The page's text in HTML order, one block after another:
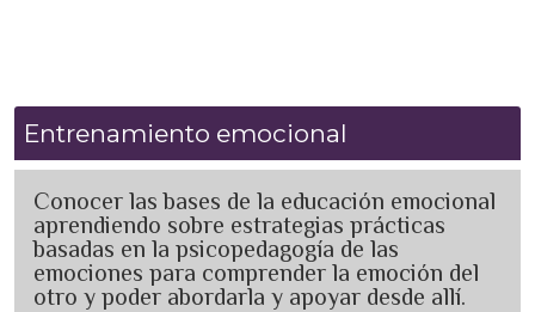
Entrenamiento emocional
Conocer las bases de la educación emocional
aprendiendo sobre estrategias prácticas
basadas en la psicopedagogía de las
emociones para comprender la emoción del
otro y poder abordarla y apoyar desde allí.